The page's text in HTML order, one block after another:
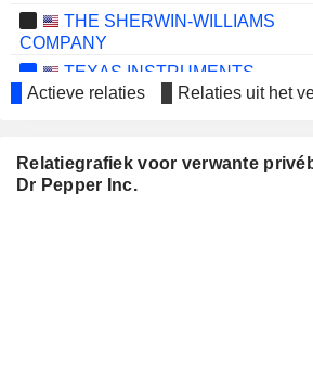
THE SHERWIN-WILLIAMS
COMPANY
TEXAS INSTRUMENTS
INCORPORATED
USA TODAY CO., INC.
Actieve relaties Relaties uit het
Relatiegrafiek voor verwante
Dr Pepper Inc.